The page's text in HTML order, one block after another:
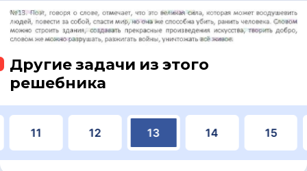
Другие задачи из этого
решебника
11 12 13 14 15